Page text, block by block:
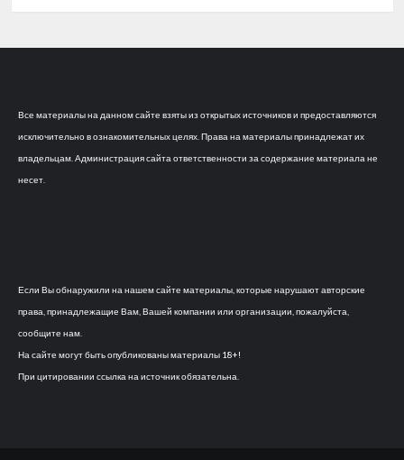
Все материалы на данном сайте взяты из открытых источников и предоставляются
исключительно в ознакомительных целях. Права на материалы принадлежат их
владельцам. Администрация сайта ответственности за содержание материала не
несет.
Если Вы обнаружили на нашем сайте материалы, которые нарушают авторские
права, принадлежащие Вам, Вашей компании или организации, пожалуйста,
сообщите нам.
На сайте могут быть опубликованы материалы 18+!
При цитировании ссылка на источник обязательна.